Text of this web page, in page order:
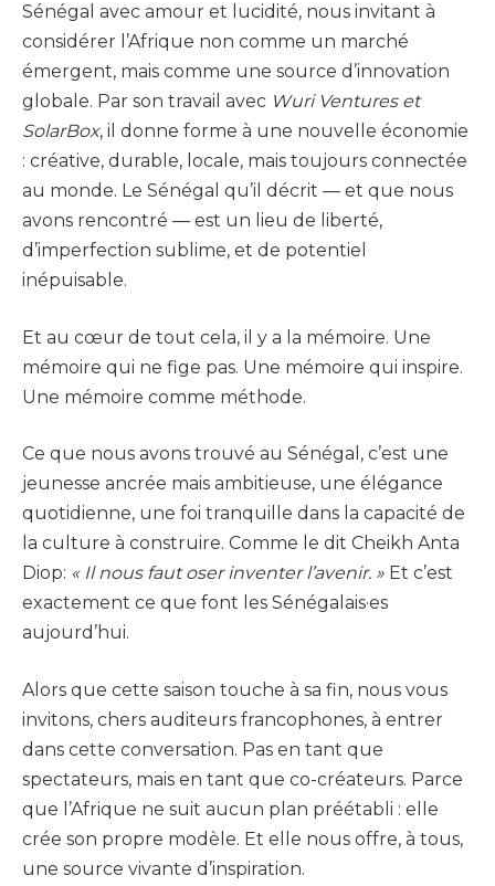
Sénégal avec amour et lucidité, nous invitant à
considérer l’Afrique non comme un marché
émergent, mais comme une source d’innovation
globale. Par son travail avec Wuri Ventures et
SolarBox, il donne forme à une nouvelle économie
: créative, durable, locale, mais toujours connectée
au monde. Le Sénégal qu’il décrit — et que nous
avons rencontré — est un lieu de liberté,
d’imperfection sublime, et de potentiel
inépuisable.
Et au cœur de tout cela, il y a la mémoire. Une
mémoire qui ne fige pas. Une mémoire qui inspire.
Une mémoire comme méthode.
Ce que nous avons trouvé au Sénégal, c’est une
jeunesse ancrée mais ambitieuse, une élégance
quotidienne, une foi tranquille dans la capacité de
la culture à construire. Comme le dit Cheikh Anta
Diop: « Il nous faut oser inventer l’avenir. » Et c’est
exactement ce que font les Sénégalais·es
aujourd’hui.
Alors que cette saison touche à sa fin, nous vous
invitons, chers auditeurs francophones, à entrer
dans cette conversation. Pas en tant que
spectateurs, mais en tant que co-créateurs. Parce
que l’Afrique ne suit aucun plan préétabli : elle
crée son propre modèle. Et elle nous offre, à tous,
une source vivante d’inspiration.